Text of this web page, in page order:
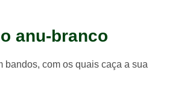
anu-branco
bandos, com os quais caça a sua